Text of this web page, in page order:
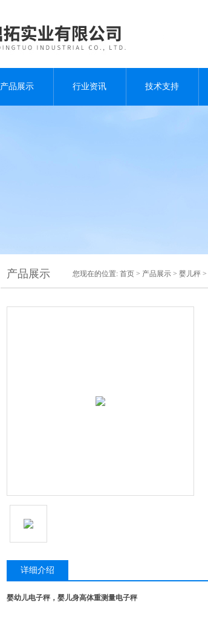
产品展示 行业资讯 技术支持
产品展示 您现在的位置: 首页 > 产品展示 > 婴儿秤 >
详细介绍
婴幼儿电子秤，婴儿身高体重测量电子秤